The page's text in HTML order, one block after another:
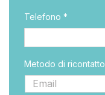
AAAA
Telefono *
Metodo di